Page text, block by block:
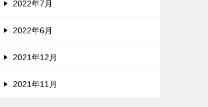
2022年7月
2022年6月
2021年12月
2021年11月